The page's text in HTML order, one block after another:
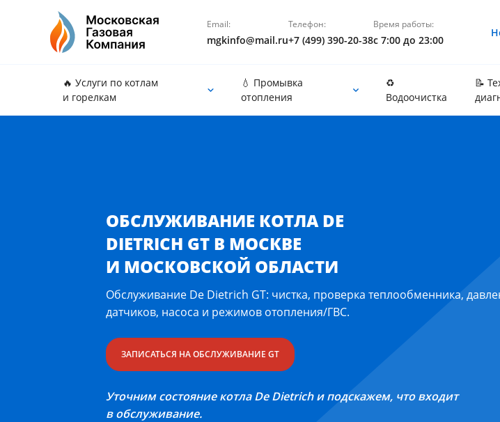
Email:
mgkinfo@mail.ru
Телефон:
+7 (499) 390-20-38
Время работы:
с 7:00 до 23:00
🔥 Услуги по котлам
и горелкам
💧 Промывка
отопления
♻️
Водоочистка
📝
ОБСЛУЖИВАНИЕ КОТЛА DE
DIETRICH GT В МОСКВЕ
И МОСКОВСКОЙ ОБЛАСТИ
Обслуживание De Dietrich GT: чистка, проверка теплообменника,
датчиков, насоса и режимов отопления/ГВС.
ЗАПИСАТЬСЯ НА ОБСЛУЖИВАНИЕ GT
Уточним состояние котла De Dietrich и подскажем, что входит
в обслуживание.